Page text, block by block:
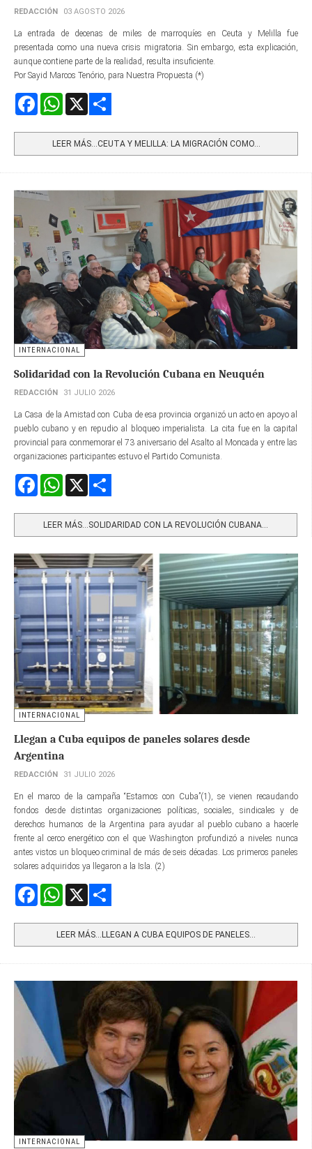
REDACCIÓN 03 AGOSTO 2026
La entrada de decenas de miles de marroquíes en Ceuta y Melilla fue
presentada como una nueva crisis migratoria. Sin embargo, esta explicación,
aunque contiene parte de la realidad, resulta insuficiente.
Por Sayid Marcos Tenório, para Nuestra Propuesta (*)
FacebookWhatsApp
LEER MÁS…CEUTA Y MELILLA: LA MIGRACIÓN COMO...
INTERNACIONAL
Solidaridad con la Revolución Cubana en Neuquén
REDACCIÓN 31 JULIO 2026
La Casa de la Amistad con Cuba de esa provincia organizó un acto en apoyo al
pueblo cubano y en repudio al bloqueo imperialista. La cita fue en la capital
provincial para conmemorar el 73 aniversario del Asalto al Moncada y entre las
organizaciones participantes estuvo el Partido Comunista.
FacebookWhatsApp
LEER MÁS…SOLIDARIDAD CON LA REVOLUCIÓN CUBANA...
INTERNACIONAL
Llegan a Cuba equipos de paneles solares desde
Argentina
REDACCIÓN 31 JULIO 2026
En el marco de la campaña “Estamos con Cuba”(1), se vienen recaudando
fondos desde distintas organizaciones políticas, sociales, sindicales y de
derechos humanos de la Argentina para ayudar al pueblo cubano a hacerle
frente al cerco energético con el que Washington profundizó a niveles nunca
antes vistos un bloqueo criminal de más de seis décadas. Los primeros paneles
solares adquiridos ya llegaron a la Isla. (2)
FacebookWhatsApp
LEER MÁS…LLEGAN A CUBA EQUIPOS DE PANELES...
INTERNACIONAL